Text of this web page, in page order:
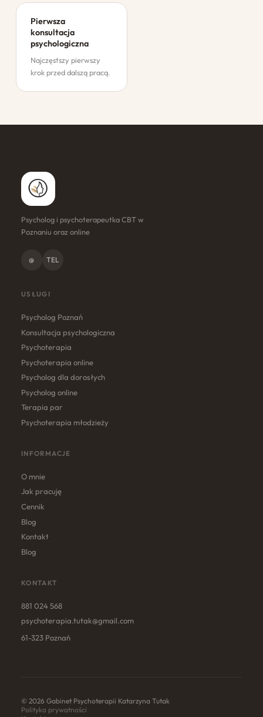
Pierwsza
konsultacja
psychologiczna
Najczęstszy pierwszy
krok przed dalszą pracą.
Psycholog i psychoterapeutka CBT w
Poznaniu oraz online
@ TEL
USŁUGI
Psycholog Poznań
Konsultacja psychologiczna
Psychoterapia
Psychoterapia online
Psycholog dla dorosłych
Psycholog online
Terapia par
Psychoterapia młodzieży
INFORMACJE
O mnie
Jak pracuję
Cennik
Blog
Kontakt
Blog
KONTAKT
881 024 568
psychoterapia.tutak@gmail.com
61-323 Poznań
© 2026 Gabinet Psychoterapii Katarzyna Tutak
Polityka prywatności